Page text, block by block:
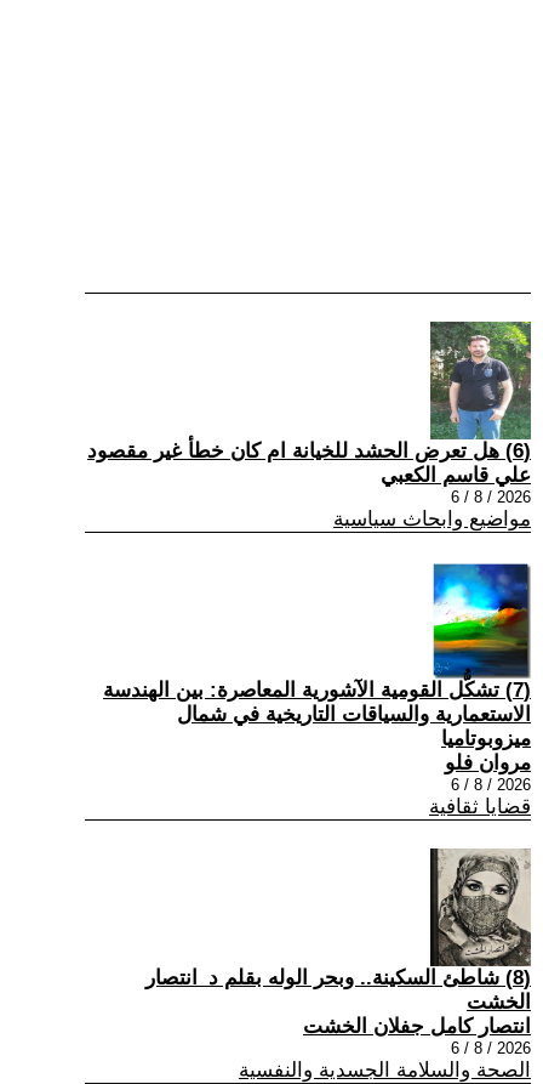
(6) هل تعرض الحشد للخيانة ام كان خطأ غير مقصود
علي قاسم الكعبي
2026 / 8 / 6
مواضيع وابحاث سياسية
(7) تشكُّل القومية الآشورية المعاصرة: بين الهندسة
الاستعمارية والسياقات التاريخية في شمال
ميزوبوتاميا
مروان فلو
2026 / 8 / 6
قضايا ثقافية
(8) شاطئ السكينة.. وبحر الوله بقلم د_انتصار
الخشت
انتصار كامل جفلان الخشت
2026 / 8 / 6
الصحة والسلامة الجسدية والنفسية